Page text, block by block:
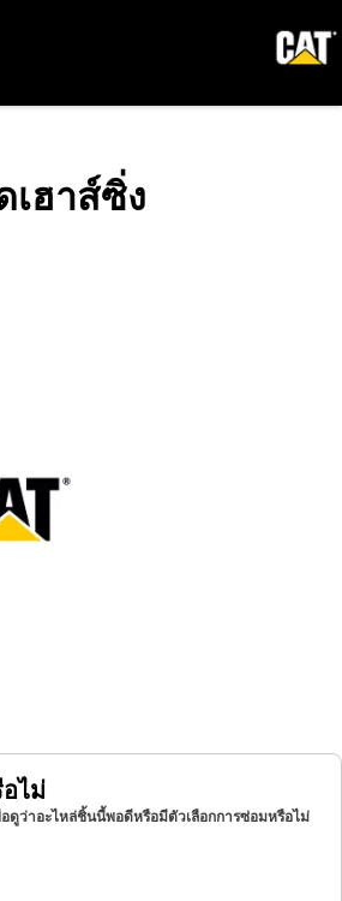
เฮาส์ซิ่ง
ไม่
อดูว่าอะไหล่ชิ้นนี้พอดีหรือมีตัวเลือกการซ่อมหรือไม่